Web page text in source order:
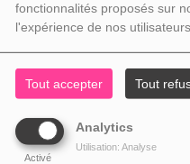
fonctionnalités proposés sur
l'expérience de nos utilisateurs.
Tout accepter Tout
Analytics
Activé
Utilisation: Analyse